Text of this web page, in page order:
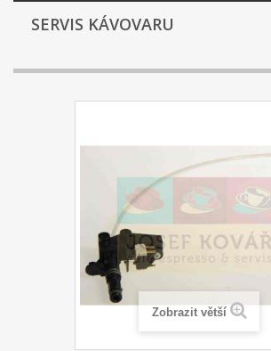
SERVIS KÁVOVARU
Zobrazit větší